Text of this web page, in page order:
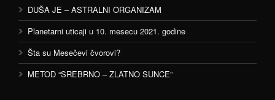
DUŠA JE – ASTRALNI ORGANIZAM
Planetarni uticaji u 10. mesecu 2021. godine
Šta su Mesečevi čvorovi?
METOD “SREBRNO – ZLATNO SUNCE”